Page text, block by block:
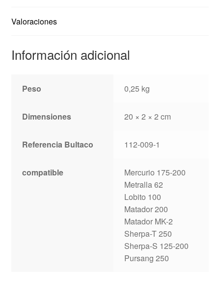
Valoraciones
Información adicional
Peso 0,25 kg
Dimensiones 20 × 2 × 2 cm
Referencia Bultaco 112-009-1
compatible
Mercurio 175-200
Metralla 62
Lobito 100
Matador 200
Matador MK-2
Sherpa-T 250
Sherpa-S 125-200
Pursang 250